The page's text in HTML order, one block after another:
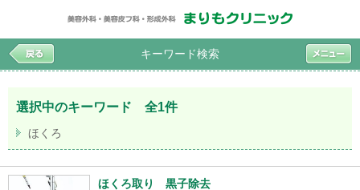
キーワード検索
選択中のキーワード 全1件
ほくろ
ほくろ取り 黒子除去